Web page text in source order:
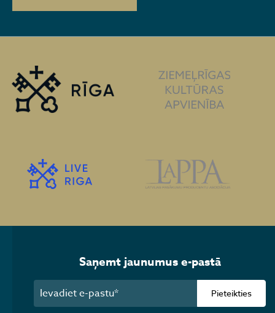
Saņemt jaunumus e-pastā
Pieteikties